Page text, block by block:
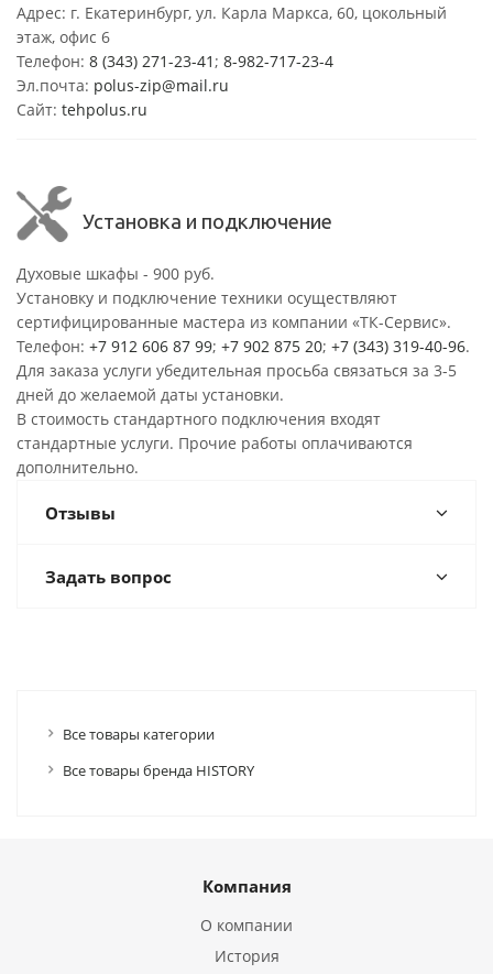
Адрес: г. Екатеринбург, ул. Карла Маркса, 60, цокольный
этаж, офис 6
Телефон: 8 (343) 271-23-41 ; 8-982-717-23-4
Эл.почта: polus-zip@mail.ru
Сайт: tehpolus.ru
Установка и подключение
Духовые шкафы - 900 руб.
Установку и подключение техники осуществляют
сертифицированные мастера из компании «ТК-Сервис».
Телефон: +7 912 606 87 99; +7 902 875 20; +7 (343) 319-40-96.
Для заказа услуги убедительная просьба связаться за 3-5
дней до желаемой даты установки.
В стоимость стандартного подключения входят
стандартные услуги. Прочие работы оплачиваются
дополнительно.
Отзывы
Задать вопрос
Все товары категории
Все товары бренда HISTORY
Компания
О компании
История